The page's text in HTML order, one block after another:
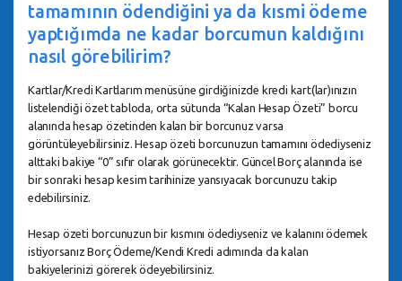
tamamının ödendiğini ya da kısmi ödeme
yaptığımda ne kadar borcumun kaldığını
nasıl görebilirim?
Kartlar/Kredi Kartlarım menüsüne girdiğinizde kredi kart(lar)ınızın
listelendiği özet tabloda, orta sütunda “Kalan Hesap Özeti” borcu
alanında hesap özetinden kalan bir borcunuz varsa
görüntüleyebilirsiniz. Hesap özeti borcunuzun tamamını ödediyseniz
alttaki bakiye “0” sıfır olarak görünecektir. Güncel Borç alanında ise
bir sonraki hesap kesim tarihinize yansıyacak borcunuzu takip
edebilirsiniz.
Hesap özeti borcunuzun bir kısmını ödediyseniz ve kalanını ödemek
istiyorsanız Borç Ödeme/Kendi Kredi adımında da kalan
bakiyelerinizi görerek ödeyebilirsiniz.